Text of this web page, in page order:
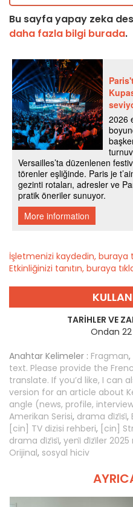
Bu sayfa yapay zeka
daha fazla bilgi burada.
İşletmenizi kaydedin, buraya
Etkinliğinizi tanıtın, buraya
TARIHLER VE
Ondan 22
Anahtar Kelimeler : Fragman,
text. Please provide the
translate. If you’d like, I can
version for an article about
angle (news, profile,
Amerikan Serisi, drama di̇zi̇si̇,
[cin] TV dizisi rehberi, [cin]
drama di̇zi̇si̇, yeni̇ di̇zi̇ler 2025
Orijinal, sosyal hiciv